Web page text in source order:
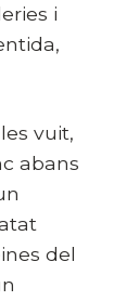
i
vuit,
abans
del